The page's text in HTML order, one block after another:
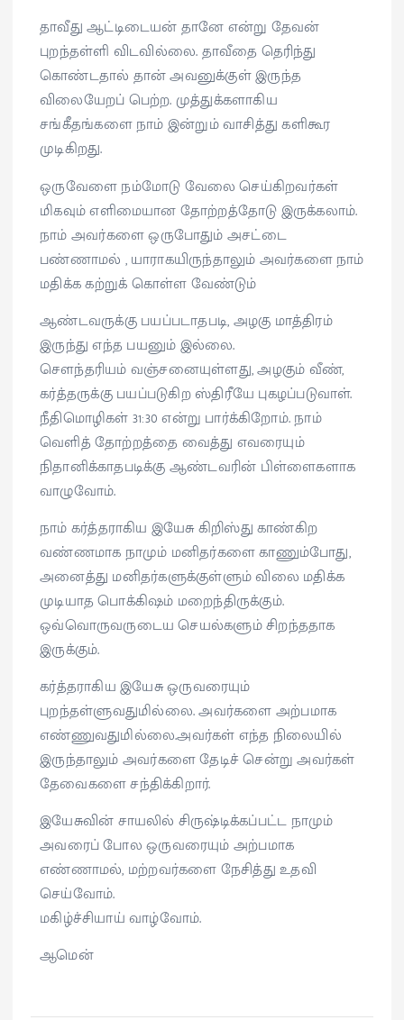
தாவீது ஆட்டிடையன் தானே என்று தேவன்
புறந்தள்ளி விடவில்லை. தாவீதை தெரிந்து
கொண்டதால் தான் அவனுக்குள் இருந்த
விலையேறப் பெற்ற. முத்துக்களாகிய
சங்கீதங்களை நாம் இன்றும் வாசித்து களிகூர
முடிகிறது.
ஒருவேளை நம்மோடு வேலை செய்கிறவர்கள்
மிகவும் எளிமையான தோற்றத்தோடு இருக்கலாம்.
நாம் அவர்களை ஒருபோதும் அசட்டை
பண்ணாமல் , யாராகயிருந்தாலும் அவர்களை நாம்
மதிக்க கற்றுக் கொள்ள வேண்டும்
ஆண்டவருக்கு பயப்படாதபடி, அழகு மாத்திரம்
இருந்து எந்த பயனும் இல்லை.
சௌந்தரியம் வஞ்சனையுள்ளது, அழகும் வீண்,
கர்த்தருக்கு பயப்படுகிற ஸ்திரீயே புகழப்படுவாள்.
நீதிமொழிகள் 31:30 என்று பார்க்கிறோம். நாம்
வெளித் தோற்றத்தை வைத்து எவரையும்
நிதானிக்காதபடிக்கு ஆண்டவரின் பிள்ளைகளாக
வாழுவோம்.
நாம் கர்த்தராகிய இயேசு கிறிஸ்து காண்கிற
வண்ணமாக நாமும் மனிதர்களை காணும்போது,
அனைத்து மனிதர்களுக்குள்ளும் விலை மதிக்க
முடியாத பொக்கிஷம் மறைந்திருக்கும்.
ஒவ்வொருவருடைய செயல்களும் சிறந்ததாக
இருக்கும்.
கர்த்தராகிய இயேசு ஒருவரையும்
புறந்தள்ளுவதுமில்லை. அவர்களை அற்பமாக
எண்ணுவதுமில்லை.அவர்கள் எந்த நிலையில்
இருந்தாலும் அவர்களை தேடிச் சென்று அவர்கள்
தேவைகளை சந்திக்கிறார்.
இயேசுவின் சாயலில் சிருஷ்டிக்கப்பட்ட நாமும்
அவரைப் போல ஒருவரையும் அற்பமாக
எண்ணாமல், மற்றவர்களை நேசித்து உதவி
செய்வோம்.
மகிழ்ச்சியாய் வாழ்வோம்.
ஆமென்